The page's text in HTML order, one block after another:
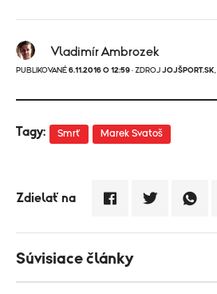
Vladimír Ambrozek
PUBLIKOVANÉ 6.11.2016 O 12:59 · ZDROJ JOJŠPORT.SK,
Tagy: Smrť Marek Svatoš
Zdielať na
Súvisiace články